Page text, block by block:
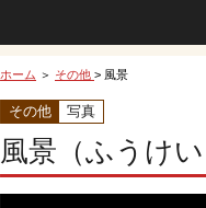
ホーム ＞ その他 > 風景
その他 写真
風景（ふうけ